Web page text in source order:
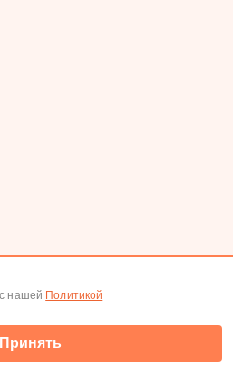
нашей Политикой
Принять